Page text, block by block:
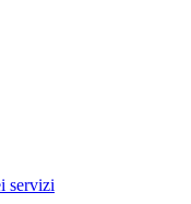
servizi